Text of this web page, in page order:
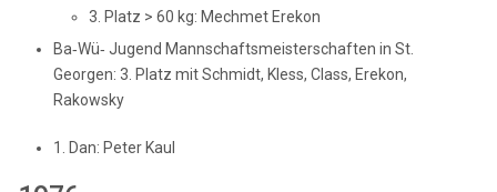
3. Platz > 60 kg: Mechmet Erekon
Ba‑Wü‑ Jugend Mannschaftsmeisterschaften in St.
Georgen: 3. Platz mit Schmidt, Kless, Class, Erekon,
Rakowsky
1. Dan: Peter Kaul